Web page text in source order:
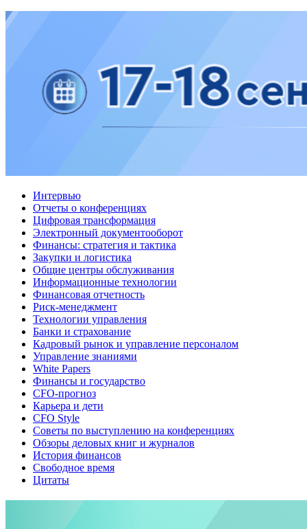
Интервью
Отчеты о конференциях
Цифровая трансформация
Электронный документооборот
Финансы: стратегия и тактика
Закупки и логистика
Общие центры обслуживания
Информационные технологии
Финансовая отчетность
Риск-менеджмент
Технологии управления
Банки и страхование
Кадровый рынок и управление персоналом
Управление знаниями
White Papers
Финансы и государство
CFO-прогноз
Карьера и дети
CFO Style
Советы по выступлению на конференциях
Обзоры деловых книг и журналов
История финансов
Свободное время
Цитаты